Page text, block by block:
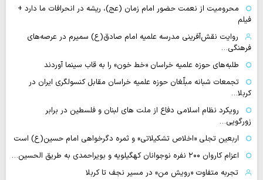
محرومیت از نعمت حضور امام زمان (عج)، ریشه در انحرافات ما دارد +
فیلم
روایت نقش‌آفرینی مدرسه علمیه امام صادق(ع) سمیرم در عرصه‌های
فرهنگی…
طلبه‌های حوزه علمیه خراسان «خط خون» را به قاب سینما آوردند
تجمعات شبانه مبلّغان حوزه علمیه خراسان مقابل کنسولگری ایران در
کربلا…
رویکرد نظام اسلامی دفاع از ملت های لبنان و فلسطین در برابر
زورگویی…
اربعین تجلی «اخلاص تشکیلاتی» و ثمره دگرخواهی امام حسین(ع) است
اعزام کاروان ۲۰۰ نفره نوجوانان کهگیلویه و بویراحمدی به طریق الحسین…
تجربه متفاوت «رویش من» در مسیر نجف تا کربلا